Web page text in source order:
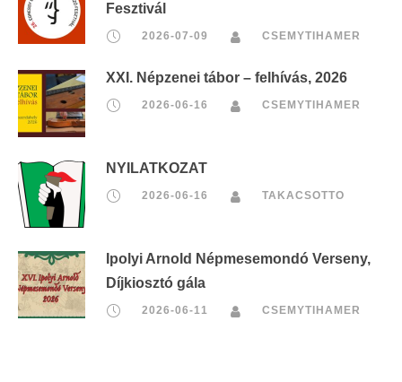
Fesztivál
2026-07-09 CSEMYTIHAMER
XXI. Népzenei tábor – felhívás, 2026
2026-06-16 CSEMYTIHAMER
NYILATKOZAT
2026-06-16 TAKACSOTTO
Ipolyi Arnold Népmesemondó Verseny,
Díjkiosztó gála
2026-06-11 CSEMYTIHAMER